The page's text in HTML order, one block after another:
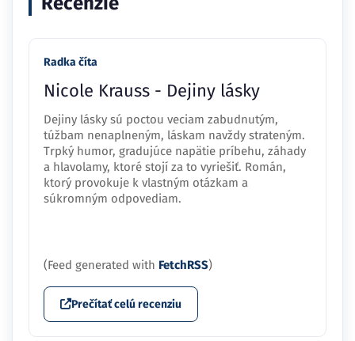
Radka číta
Nicole Krauss - Dejiny lásky
Dejiny lásky sú poctou veciam zabudnutým,
túžbam nenaplneným, láskam navždy strateným.
Trpký humor, gradujúce napätie príbehu, záhady
a hlavolamy, ktoré stojí za to vyriešiť. Román,
ktorý provokuje k vlastným otázkam a
súkromným odpovediam.
(Feed generated with FetchRSS)
Prečítať celú recenziu